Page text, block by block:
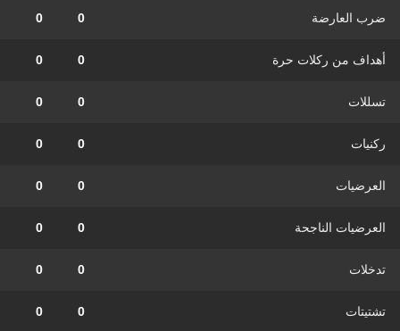
ضرب العارضة 0
0
أهداف من ركلات حرة 0
0
تسللات 0
0
ركنيات 0
0
العرضيات 0
0
العرضيات الناجحة 0
0
تدخلات 0
0
تشتيتات 0
0